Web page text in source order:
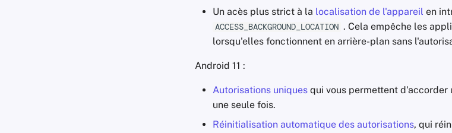
Un acès plus strict à la localisation de l'appareil en
ACCESS_BACKGROUND_LOCATION . Cela empêche les
lorsqu'elles fonctionnent en arrière-plan sans
Android 11 :
Autorisations uniques qui vous permettent
une seule fois.
Réinitialisation automatique des autorisations, qui